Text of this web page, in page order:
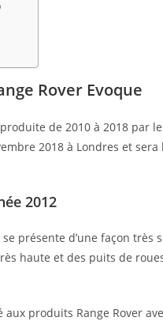
Rover Evoque
produite de 2010 à 2018
2018 à Londres et
2012
présente d’une façon
haute et des puits de
produits Range Rover